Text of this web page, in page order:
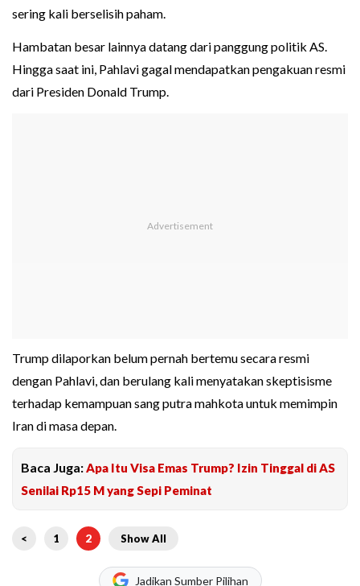
sering kali berselisih paham.
Hambatan besar lainnya datang dari panggung politik AS.
Hingga saat ini, Pahlavi gagal mendapatkan pengakuan resmi
dari Presiden Donald Trump.
Trump dilaporkan belum pernah bertemu secara resmi
dengan Pahlavi, dan berulang kali menyatakan skeptisisme
terhadap kemampuan sang putra mahkota untuk memimpin
Iran di masa depan.
Baca Juga:Apa Itu Visa Emas Trump? Izin Tinggal di AS
Senilai Rp15 M yang Sepi Peminat
< 1 2 Show All
Jadikan Sumber Pilihan